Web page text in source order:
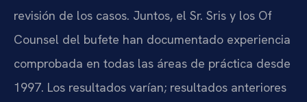
revisión de los casos. Juntos, el Sr. Sris y los Of
Counsel del bufete han documentado experiencia
comprobada en todas las áreas de práctica desde
1997. Los resultados varían; resultados anteriores